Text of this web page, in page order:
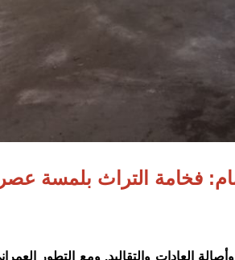
فخامة التراث بلمسة
العادات والتقاليد. ومع التطور